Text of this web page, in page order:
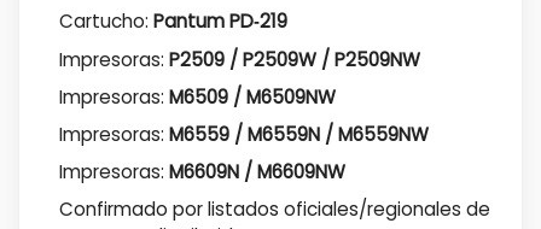
Cartucho: Pantum PD‑219
Impresoras: P2509 / P2509W / P2509NW
Impresoras: M6509 / M6509NW
Impresoras: M6559 / M6559N / M6559NW
Impresoras: M6609N / M6609NW
Confirmado por listados oficiales/regionales de